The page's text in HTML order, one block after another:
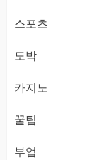
스포츠
도박
카지노
꿀팁
부업